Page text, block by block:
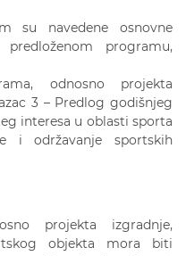
su navedene osnovne
programu,
odnosno projekta
3 – Predlog godišnjeg
interesa u oblasti sporta
i održavanje sportskih
projekta izgradnje,
objekta mora biti